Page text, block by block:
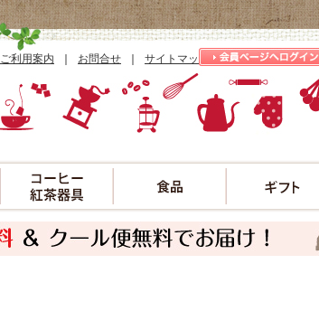
ご利用案内 お問合せ サイトマップ